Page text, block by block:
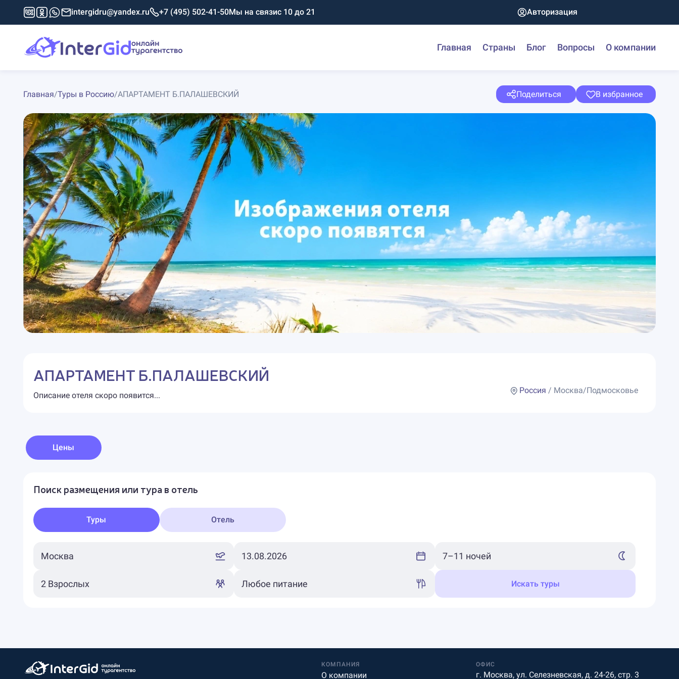
intergidru@yandex.ru +7 (495) 502-41-50Мы на связис 10 до 21 Авторизация
Главная Страны Блог Вопросы О компании
Главная/Туры в Россию/АПАРТАМЕНТ Б.ПАЛАШЕВСКИЙ Поделиться В избранное
АПАРТАМЕНТ Б.ПАЛАШЕВСКИЙ
Описание отеля скоро появится...
Россия / Москва/Подмосковье
Цены
Поиск размещения или тура в отель
Туры Отель
Искать туры
КОМПАНИЯ
О компании
ОФИС
г. Москва, ул. Селезневская, д. 24-26, стр. 3